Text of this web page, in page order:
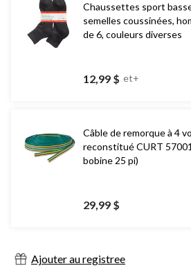
Chaussettes sport
semelles coussinées,
de 6, couleurs diverses
12,99 $ et+
Câble de remorque à 4
reconstitué CURT
bobine 25 pi)
29,99 $
Ajouter au registree